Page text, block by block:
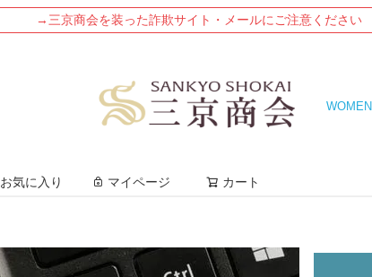
→三京商会を装った詐欺サイト・メールにご注意ください
WOMEN
お気に入り マイページ カート